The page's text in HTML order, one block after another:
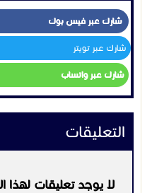
شارك عبر فيس بوك
شارك عبر تويتر
شارك عبر واتساب
التعليقات
لا يوجد تعليقات لهذا